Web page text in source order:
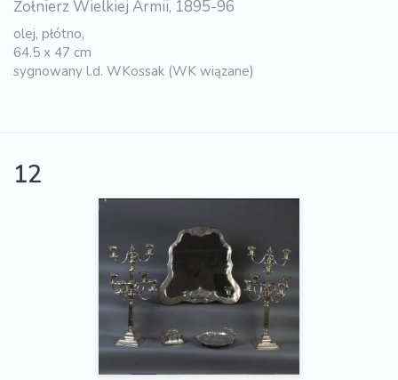
Żołnierz Wielkiej Armii, 1895-96
olej, płótno,
64.5 x 47 cm
sygnowany l.d. WKossak (WK wiązane)
12